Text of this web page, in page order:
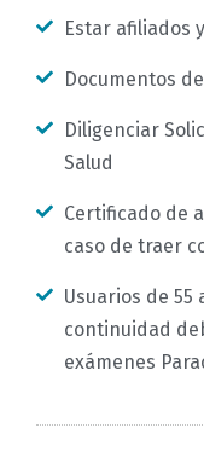
Estar afiliados
Documentos
Diligenciar
Salud
Certificado de
caso de traer
Usuarios de
continuidad
exámenes